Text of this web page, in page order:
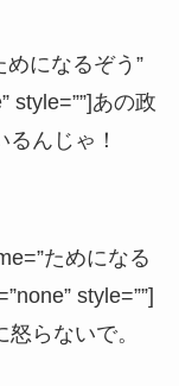
めになるぞう”
style=””]あの政
んじゃ！
ためになる
style=””]
らないで。